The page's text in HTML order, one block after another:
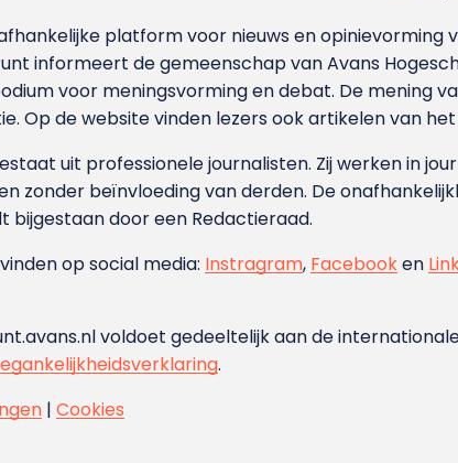
platform voor nieuws en
informeert de gemeenschap van Avans
voor meningsvorming en debat. De mening
Op de website vinden lezers ook artikelen van
uit professionele journalisten. Zij werken in
zonder beïnvloeding van derden. De
bijgestaan door een Redactieraad.
op social media: Instragram, Facebooken
voldoet gedeeltelijk aan de
.
|Cookies